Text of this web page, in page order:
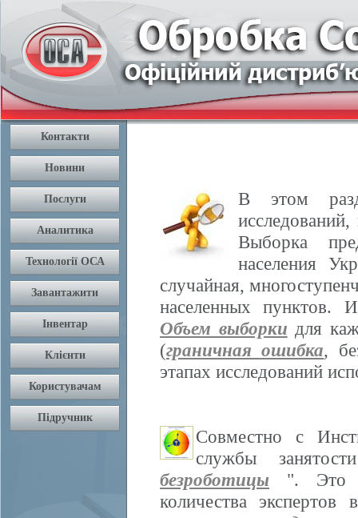
В этом
Выборка
населения
случайная,
населенных пунктов.
Объем выборки для
(граничная ошибка,
этапах исследований
Совместно с
службы
безроботицы ". Это
количества